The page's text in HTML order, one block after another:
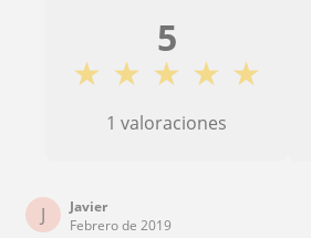
5
★ ★ ★ ★ ★
1 valoraciones
J
Javier
Febrero de 2019